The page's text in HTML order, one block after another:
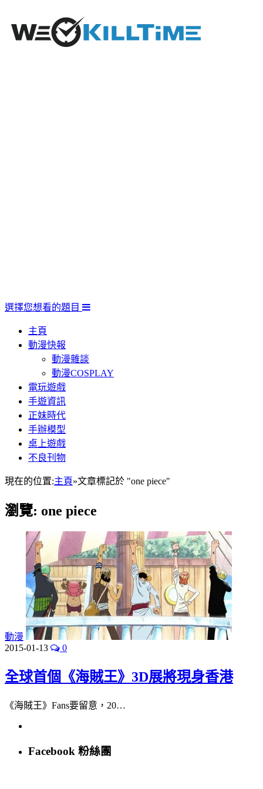
選擇您想看的題目
主頁
動漫快報
動漫雜談
動漫COSPLAY
電玩遊戲
手遊資訊
正妹時代
手辦模型
桌上遊戲
不良刊物
現在的位置:主頁»文章標記於 "one piece"
瀏覽: one piece
動漫
2015-01-13
0
全球首個《海賊王》3D展將現身香港
《海賊王》Fans要留意，20…
Facebook 粉絲團